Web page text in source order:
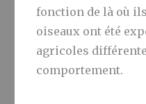
fonction de là où
oiseaux ont été
agricoles
comportement.